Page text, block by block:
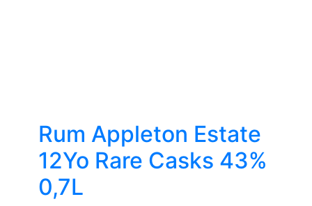
Rum Appleton Estate
12Yo Rare Casks 43%
0,7L